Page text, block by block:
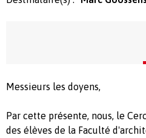
Messieurs les doyens,
Par cette présente, nous, le
des élèves de la Faculté